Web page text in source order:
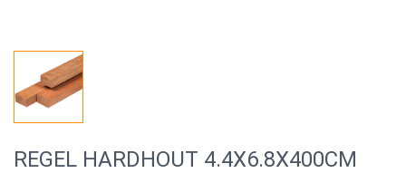
REGEL HARDHOUT 4.4X6.8X400CM